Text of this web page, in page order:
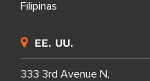
Filipinas
EE. UU.
333 3rd Avenue N,